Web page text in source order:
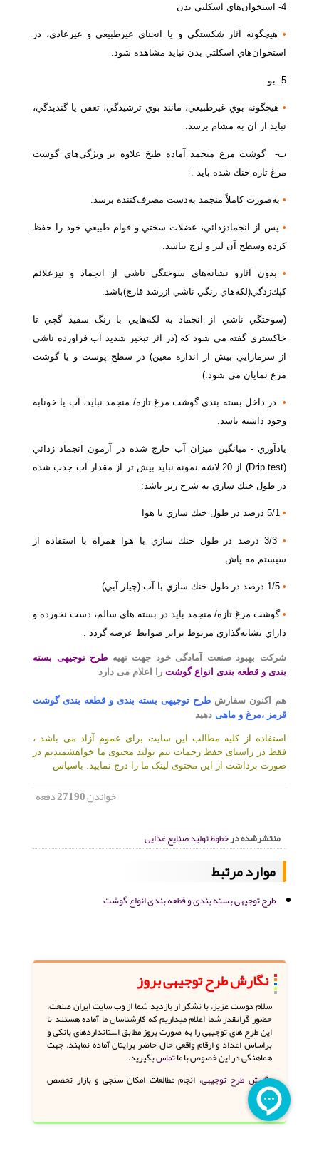
4- استخوان‌هاي اسكلتي بدن
• هيچگونه آثار شكستگي و يا انحناي غيرطبيعي و غيرعادي، در
استخوان‌هاي اسكلتي بدن نبايد مشاهده شود.
5- بو
• هيچگونه بوي غيرطبيعي، مانند بوي ترشيدگي، تعفن يا گنديدگي،
نبايد از آن به مشام برسد.
ب- گوشت مرغ منجمد آماده طبخ علاوه بر ويژگي‌هاي گوشت
مرغ تازه خنك شده بايد :
• به‌صورت كاملاً منجمد به‌دست مصرف‌كننده برسد.
• پس از انجمادزدائي،‌ عضلات سختي و قوام طبيعي خود را حفظ
كرده وسطح آن ليز و لزج نباشد.
• بدون آثارو نشانه‌هاي سوختگي ناشي از انجماد و نيزعلائم
كپك‌‌زدگي(لكه‌هاي رنگي ناشي ازرشد قارچ)باشد.
(سوختگي ناشي از انجماد به لكه‌هايي با رنگ سفيد گچي تا
خاكستري گفته مي شود كه (در اثر تبخير شديد آب فراورده ناشي
از سرمازايي بيش از اندازه معين) در سطح پوست و يا گوشت
مرغ نمايان مي شود.)
• در داخل بسته بندي گوشت مرغ تازه/ منجمد نبايد، آب يا خونابه
وجود داشته باشد.
يادآوري - ميانگين ميزان آب خارج شده در آزمون انجماد زدائي
(Drip test) از 20 لاشه نمونه نبايد بيش تر از مقدار آب جذب شده
در طول خنك سازي به شرح زير باشد:
• 5/1 درصد در طول خنك سازي با هوا
•
3/3 درصد در طول خنك سازي با هوا همراه با استفاده از
سيستم مه پاش
• 1/5 درصد در طول خنك سازي با آب (چيلر آبي)
•گوشت مرغ تازه/ منجمد بايد در بسته هاي سالم، دست نخورده و
داراي نشانه‌گذاري مربوط برابر ضوابط عرضه گردد .
شرکت بهبود صنعت آمادگی خود جهتتهیه طرح توجیهی بسته
بندی و قطعه بندی انواع گوشت را اعلام می دارد
هم اکنون سفارش طرح توجیهی بسته بندی و قطعه بندی گوشت
قرمز ،مرغ و ماهی دهید
استفاده از کلیه مطالب این سایت برای عموم آزاد می باشد ،
فقط در راستای حفظ زحمات تیم تولید محتوی ما خواهشمندیم در
صورت برداشت از این محتوی لینک ما را درج نمایید. باسپاس
خواندن27190دفعه
منتشرشده درخطوط تولید صنایع غذایی
موارد مرتبط
طرح توجیهی بسته بندی و قطعه بندی انواع گوشت
نگارش طرح توجیهی بروز
سلام دوست عزیز، با تشکر از بازدید شما از وب سایت ایران صنعت،
حضور گرانقدر شما اعلام میداریم که کارشناسان ما آماده هستند تا
این طرح های توجیهی را به صورت بروز مطابق استانداردهای بانکی و
براساس اعداد و ارقام واقعی حال حاضر برایتان آماده نمایند. جهت
هماهنگی در این خصوص با ماتماسبگیرید.
نگارش طرح توجیهی، انجام مطالعات امکان سنجی و بازار تخصص
ماست.